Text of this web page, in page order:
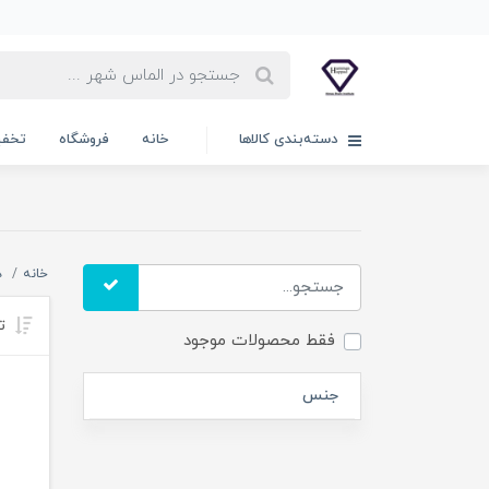
دسته‌بندی کالاها خانه فروشگاه
فقط محصولات موجود
جنس
خانه